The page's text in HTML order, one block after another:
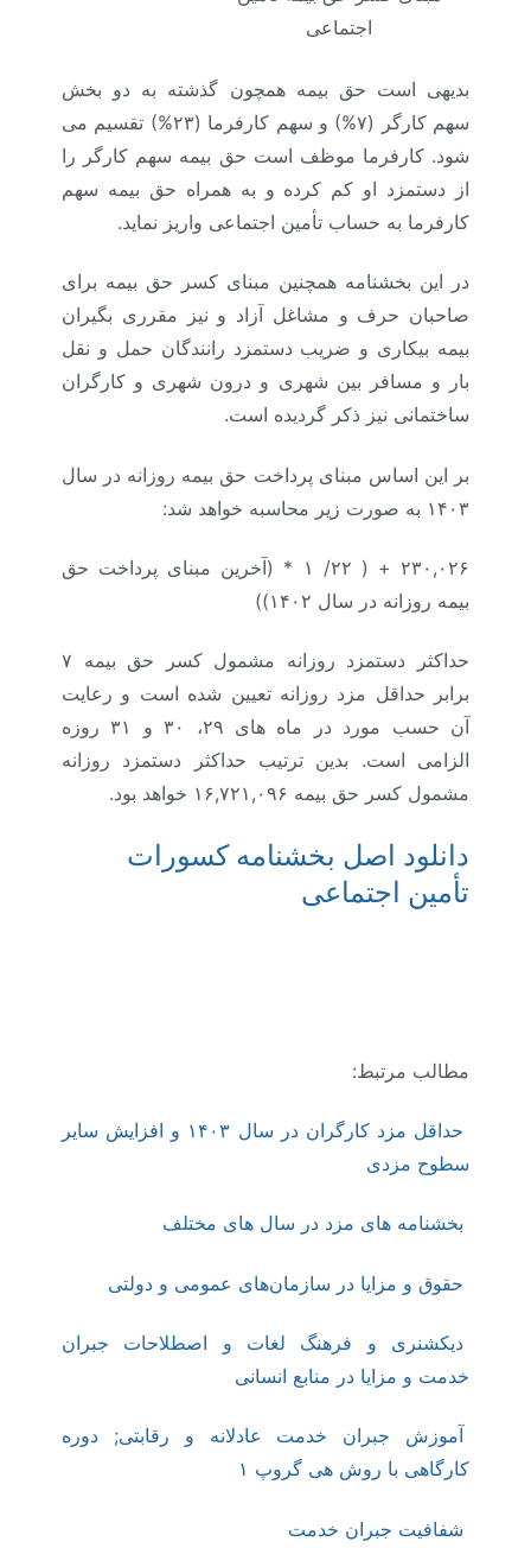
اجتماعی
بدیهی است حق بیمه همچون گذشته به دو بخش
سهم کارگر (۷%) و سهم کارفرما (۲۳%) تقسیم می
شود. کارفرما موظف است حق بیمه سهم کارگر را
از دستمزد او کم کرده و به همراه حق بیمه سهم
کارفرما به حساب تأمین اجتماعی واریز نماید.
در این بخشنامه همچنین مبنای کسر حق بیمه برای
صاحبان حرف و مشاغل آزاد و نیز مقرری بگیران
بیمه بیکاری و ضریب دستمزد رانندگان حمل و نقل
بار و مسافر بین شهری و درون شهری و کارگران
ساختمانی نیز ذکر گردیده است.
بر این اساس مبنای پرداخت حق بیمه روزانه در سال
۱۴۰۳ به صورت زیر محاسبه خواهد شد:
۲۳۰,۰۲۶ + ( ۲۲/ ۱ * (آخرین مبنای پرداخت حق
بیمه روزانه در سال ۱۴۰۲))
حداکثر دستمزد روزانه مشمول کسر حق بیمه ۷
برابر حداقل مزد روزانه تعیین شده است و رعایت
آن حسب مورد در ماه های ۲۹، ۳۰ و ۳۱ روزه
الزامی است. بدین ترتیب حداکثر دستمزد روزانه
مشمول کسر حق بیمه ۱۶,۷۲۱,۰۹۶ خواهد بود.
دانلود اصل بخشنامه کسورات
تأمین اجتماعی
مطالب مرتبط:
حداقل مزد کارگران در سال ۱۴۰۳ و افزایش سایر
سطوح مزدی
بخشنامه های مزد در سال های مختلف
حقوق و مزایا در سازمان‌های عمومی و دولتی
دیکشنری و فرهنگ لغات و اصطلاحات جبران
خدمت و مزایا در منابع انسانی
آموزش جبران خدمت عادلانه و رقابتی; دوره
کارگاهی با روش هی گروپ ۱
شفافیت جبران خدمت